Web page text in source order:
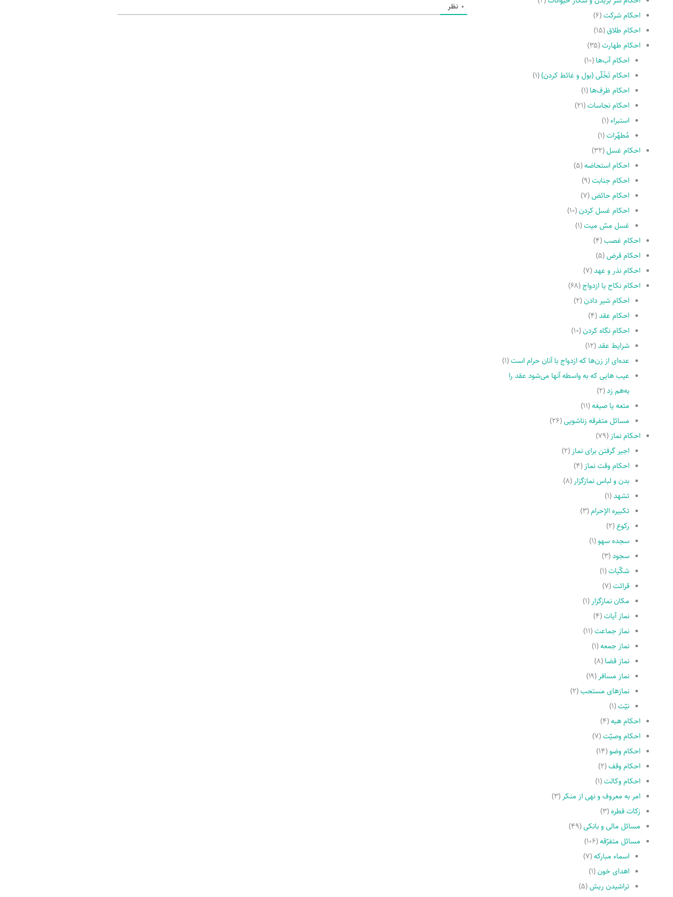
احکام شرکت(۶)
احکام طلاق(۱۵)
احکام طهارت(۳۵)
احکام آب‌ها(۱۰)
احکام تَخْلّى (بول و غائط کردن)(۱)
احکام ظرف‌ها(۱)
احکام نجاسات(۲۱)
استبراء(۱)
مُطهّرات(۱)
احکام غسل(۳۲)
احکام استحاضه(۵)
احکام جنابت(۹)
احکام حائض(۷)
احکام غسل کردن(۱۰)
غسل مسّ میت(۱)
احکام غصب(۴)
احکام قرض(۵)
احکام نذر و عهد(۷)
احکام نکاح یا ازدواج (۶۸)
احکام شیر دادن(۲)
احکام عقد(۴)
احکام نگاه کردن(۱۰)
شرایط عقد(۱۲)
عده‌اى از زن‌ها که ازدواج با آنان حرام است(۱)
عیب هایى که به واسطه آنها مى‌شود عقد را
به‌هم زد(۲)
متعه یا صیغه(۱۱)
مسائل متفرقه زناشویى(۲۶)
احکام نماز (۷۹)
اجیر گرفتن براى نماز (۲)
احکام وقت نماز (۴)
بدن و لباس نمازگزار (۸)
تشهد(۱)
تکبیره الإحرام(۳)
رکوع(۲)
سجده سهو(۱)
سجود(۳)
شکّیات(۱)
قرائت(۷)
مکان نمازگزار (۱)
نماز آیات(۴)
نماز جماعت(۱۱)
نماز جمعه(۱)
نماز قضا(۸)
نماز مسافر (۱۹)
نمازهاى مستحب(۲)
نیّت(۱)
احکام هبه(۴)
احکام وصیّت(۷)
احکام وضو(۱۴)
احکام وقف(۲)
احکام وکالت(۱)
امر به معروف و نهى از منکر (۳)
زکات فطره(۳)
مسائل مالی و بانکی(۴۹)
مسائل متفرّقه(۱۰۶)
اسماء مبارکه(۷)
اهدای خون(۱)
تراشیدن ریش(۵)
0 نظر